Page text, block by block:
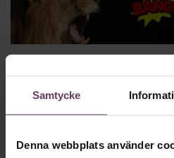
Samtycke
Denna webbplats använder
Kommunikation
Undvik fallgroparna
Alla har vi de där samtalen som vi
gärna skjuter upp. Du som chef
Här är saker du ska undvika vid